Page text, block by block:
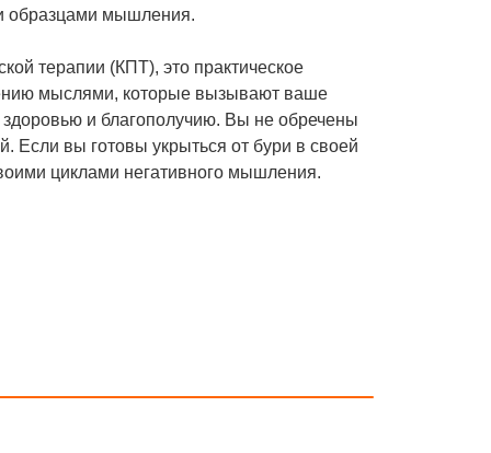
образцами мышления.
терапии (КПТ), это практическое
мыслями, которые вызывают ваше
и благополучию. Вы не обречены
Если вы готовы укрыться от бури в своей
циклами негативного мышления.